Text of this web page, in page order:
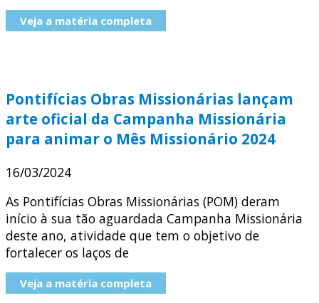
Veja a matéria completa
Pontifícias Obras Missionárias lançam
arte oficial da Campanha Missionária
para animar o Mês Missionário 2024
16/03/2024
As Pontifícias Obras Missionárias (POM) deram
início à sua tão aguardada Campanha Missionária
deste ano, atividade que tem o objetivo de
fortalecer os laços de
Veja a matéria completa